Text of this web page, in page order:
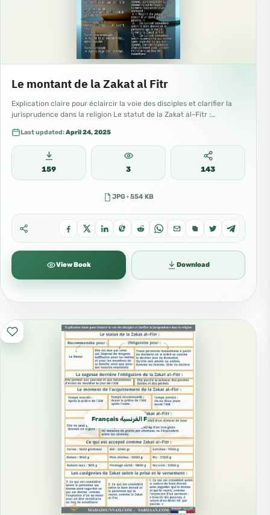
Le montant de la Zakat al Fitr
Explication claire pour éclaircir la voie des disciples et clarifier la
jurisprudence dans la religion Le statut de la Zakat al-Fitr :…
Last updated:April 24, 2025
159 3 143
JPG · 554 KB
View Book Download
Français الفرنسية French